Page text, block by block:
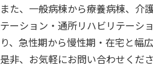
また、一般病棟から療養病棟、介
テーション・通所リハビリテーシ
り、急性期から慢性期・在宅と幅
是非、お気軽にお問い合わせくださ